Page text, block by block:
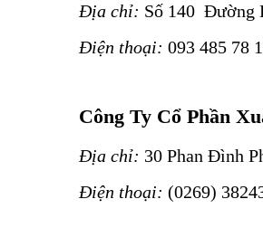
Địa chỉ: Số 140 Đường
Điện thoại: 093 485 78
Công Ty Cổ Phần
Địa chỉ: 30 Phan Đình
Điện thoại: (0269)